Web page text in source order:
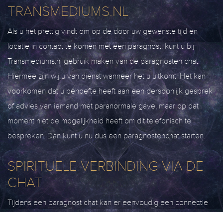
TRANSMEDIUMS.NL
Als u het prettig vindt om op de door uw gewenste tijd en
locatie in contact te komen met een paragnost, kunt u bij
Transmediums.nl gebruik maken van de paragnosten chat.
Hiermee zijn wij u van dienst wanneer het u uitkomt. Het kan
voorkomen dat u behoefte heeft aan een persoonlijk gesprek
of advies van iemand met paranormale gave, maar op dat
moment niet de mogelijkheid heeft om dit telefonisch te
bespreken. Dan kunt u nu dus een paragnostenchat starten.
SPIRITUELE VERBINDING VIA DE
CHAT
Tijdens een paragnost chat kan er eenvoudig een connectie